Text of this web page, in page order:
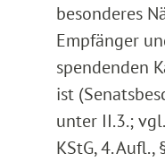
besonderes
Empfänger
spendenden
ist
unter II.3.;
KStG, 4. Aufl.,